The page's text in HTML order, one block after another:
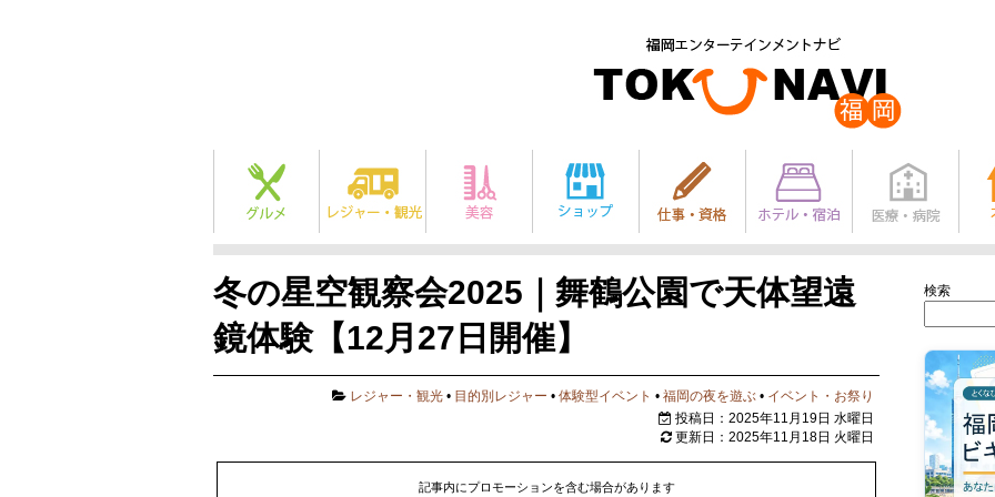
冬の星空観察会2025｜舞鶴公園で天体望遠
鏡体験【12月27日開催】
レジャー・観光 • 目的別レジャー • 体験型イベント • 福岡の夜を遊ぶ • イベント・お祭り
投稿日：2025年11月19日 水曜日
更新日：2025年11月18日 火曜日
記事内にプロモーションを含む場合があります
検索